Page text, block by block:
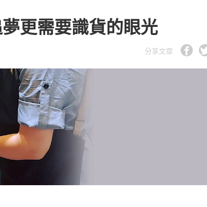
更需要識貨的眼光
分享文章